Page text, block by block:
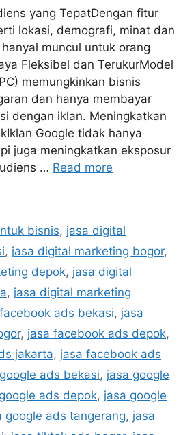
yang TepatDengan fitur
lokasi, demografi, minat dan
muncul untuk orang
Fleksibel dan TerukurModel
memungkinkan bisnis
dan hanya membayar
dengan iklan. Meningkatkan
Google tidak hanya
juga meningkatkan eksposur
… Read more
bisnis, jasa digital
, jasa digital marketing bogor,
depok, jasa digital
, jasa digital marketing
ads bekasi, jasa
, jasa facebook ads depok,
jakarta, jasa facebook ads
ads bekasi, jasa google
ads depok, jasa google
google ads tangerang, jasa